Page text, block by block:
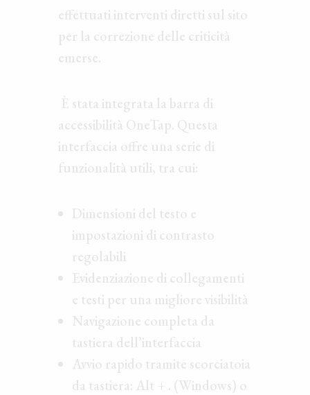
effettuati interventi diretti sul sito
per la correzione delle criticità
emerse.
È stata integrata la barra di
accessibilità OneTap. Questa
interfaccia offre una serie di
funzionalità utili, tra cui:
Dimensioni del testo e
impostazioni di contrasto
regolabili
Evidenziazione di collegamenti
e testi per una migliore visibilità
Navigazione completa da
tastiera dell’interfaccia
Avvio rapido tramite scorciatoia
da tastiera: Alt + . (Windows) o